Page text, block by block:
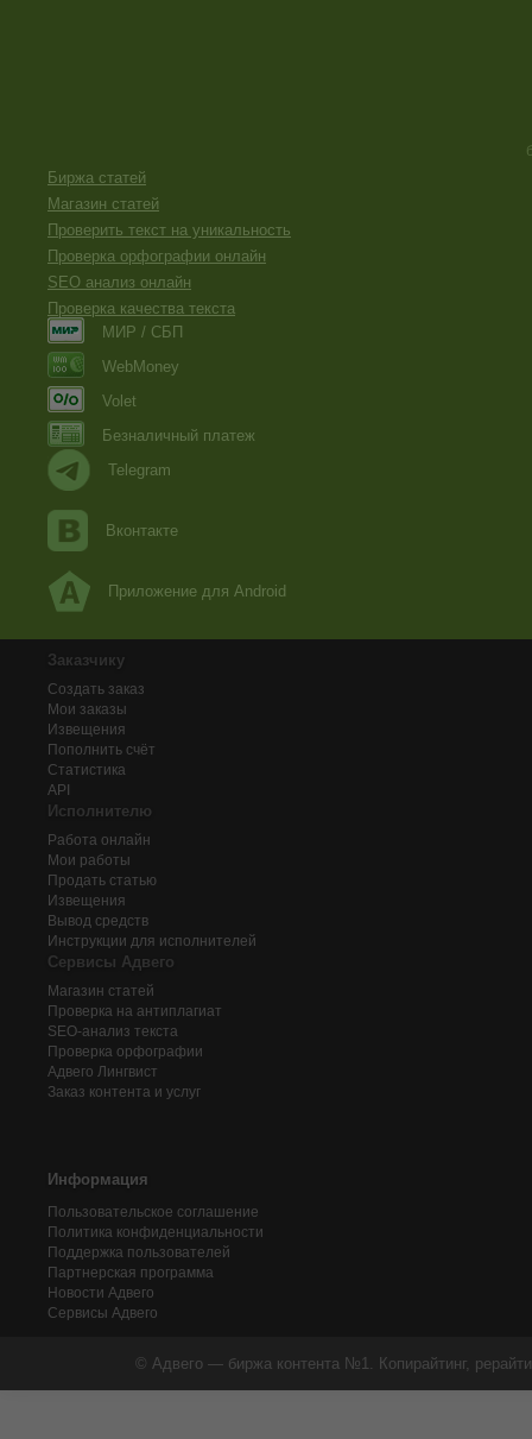
Биржа статей
Магазин статей
Проверить текст на уникальность
Проверка орфографии онлайн
SEO анализ онлайн
Проверка качества текста
МИР / СБП
WebMoney
Volet
Безналичный платеж
Telegram
Вконтакте
Приложение для Android
Заказчику
Создать заказ
Мои заказы
Извещения
Пополнить счёт
Статистика
API
Исполнителю
Работа онлайн
Мои работы
Продать статью
Извещения
Вывод средств
Инструкции для исполнителей
Сервисы Адвего
Магазин статей
Проверка на антиплагиат
SEO-анализ текста
Проверка орфографии
Адвего Лингвист
Заказ контента и услуг
Информация
Пользовательское соглашение
Политика конфиденциальности
Поддержка пользователей
Партнерская программа
Новости Адвего
Сервисы Адвего
© Адвего — биржа контента №1. Копирайтинг,